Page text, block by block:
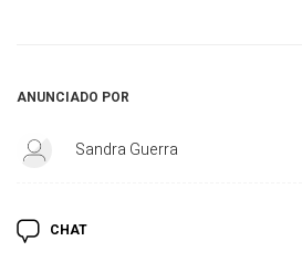
ANUNCIADO POR
Sandra Guerra
CHAT